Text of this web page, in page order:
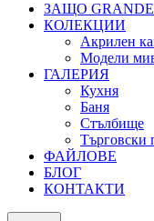
ЗАЩО
КОЛЕКЦИИ
Акрилен
Модели
ГАЛЕРИЯ
Кухня
Баня
Стълбище
Търговски
ФАЙЛОВЕ
БЛОГ
КОНТАКТИ